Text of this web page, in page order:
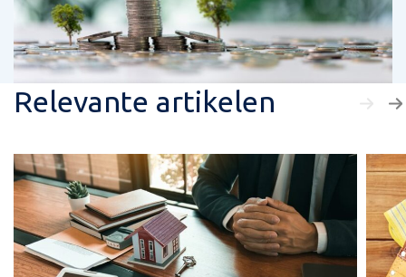
Relevante artikelen